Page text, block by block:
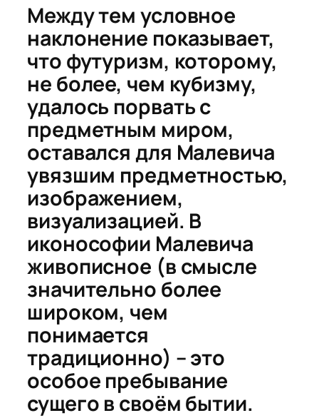
Между тем условное
наклонение показывает,
что футуризм, которому,
не более, чем кубизму,
удалось порвать с
предметным миром,
оставался для Малевича
увязшим предметностью,
изображением,
визуализацией. В
иконософии Малевича
живописное (в смысле
значительно более
широком, чем
понимается
традиционно) – это
особое пребывание
сущего в своём бытии.